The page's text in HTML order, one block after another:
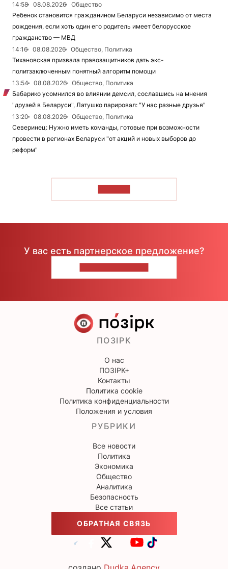
14:58
08.08.2026
Общество
Ребенок становится гражданином Беларуси независимо от места
рождения, если хоть один его родитель имеет белорусское
гражданство — МВД
14:16
08.08.2026
Общество, Политика
Тихановская призвала правозащитников дать экс-
политзаключенным понятный алгоритм помощи
13:54
08.08.2026
Общество, Политика
Бабарико усомнился во влиянии демсил, сославшись на мнения
"друзей в Беларуси", Латушко парировал: "У нас разные друзья"
13:20
08.08.2026
Общество, Политика
Северинец: Нужно иметь команды, готовые при возможности
провести в регионах Беларуси "от акций и новых выборов до
реформ"
У вас есть партнерское предложение?
ПОЗІРК
О нас
ПОЗІРК+
Контакты
Политика cookie
Политика конфиденциальности
Положения и условия
РУБРИКИ
Все новости
Политика
Экономика
Общество
Аналитика
Безопасность
Все статьи
ОБРАТНАЯ СВЯЗЬ